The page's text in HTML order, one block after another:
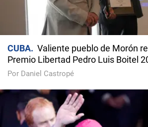
CUBA
Valiente pueblo de Morón
Premio Libertad Pedro Luis Boitel
Por Daniel Castropé